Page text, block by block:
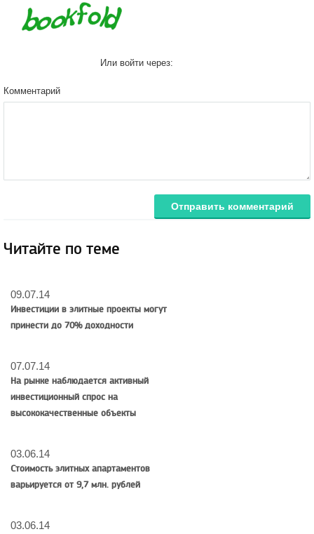
Или войти через:
Комментарий
Отправить комментарий
Читайте по теме
09.07.14
Инвестиции в элитные проекты могут
принести до 70% доходности
07.07.14
На рынке наблюдается активный
инвестиционный спрос на
высококачественные объекты
03.06.14
Стоимость элитных апартаментов
варьируется от 9,7 млн. рублей
03.06.14